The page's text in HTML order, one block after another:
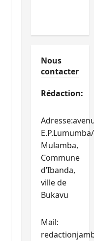
Nous
contacter
Rédaction:
Mulamba,
Commune
d’Ibanda,
ville de
Bukavu
Mail: